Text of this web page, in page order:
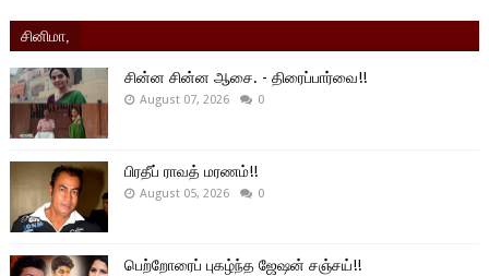
சினிமா,
சின்ன சின்ன ஆசை. - திரைப்பார்வை!!
August 07, 2026 0
பிரதீப் ராவத் மரணம்!!
August 05, 2026 0
பெற்றோரைப் புகழ்ந்த ஜேஷன் சஞ்சய்!!